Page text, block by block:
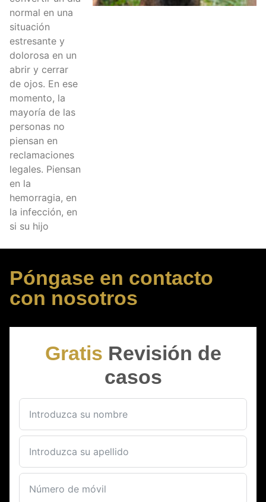
normal en una
situación
estresante y
dolorosa en un
abrir y cerrar
de ojos. En ese
momento, la
mayoría de las
personas no
piensan en
reclamaciones
legales. Piensan
en la
hemorragia, en
la infección, en
si su hijo
Póngase en contacto
con nosotros
Gratis Revisión de
casos